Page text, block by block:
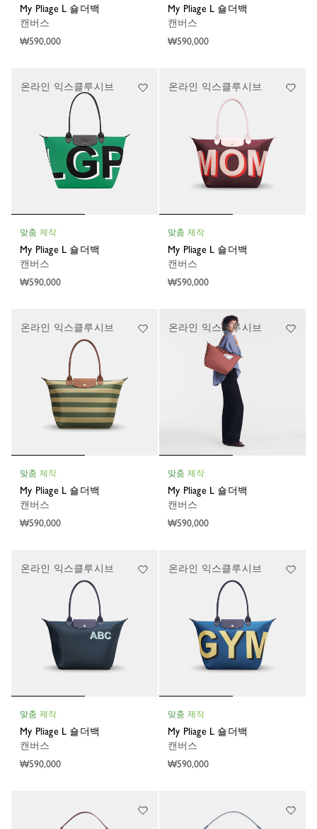
My Pliage L 숄더백
캔버스
₩590,000
My Pliage L 숄더백
캔버스
₩590,000
맞춤 제작
My Pliage L 숄더백
캔버스
₩590,000
온라인 익스클루시브
맞춤 제작
My Pliage L 숄더백
캔버스
₩590,000
온라인 익스클루시브
맞춤 제작
My Pliage L 숄더백
캔버스
₩590,000
온라인 익스클루시브
맞춤 제작
My Pliage L 숄더백
캔버스
₩590,000
온라인 익스클루시브
맞춤 제작
My Pliage L 숄더백
캔버스
₩590,000
온라인 익스클루시브
맞춤 제작
My Pliage L 숄더백
캔버스
₩590,000
온라인 익스클루시브